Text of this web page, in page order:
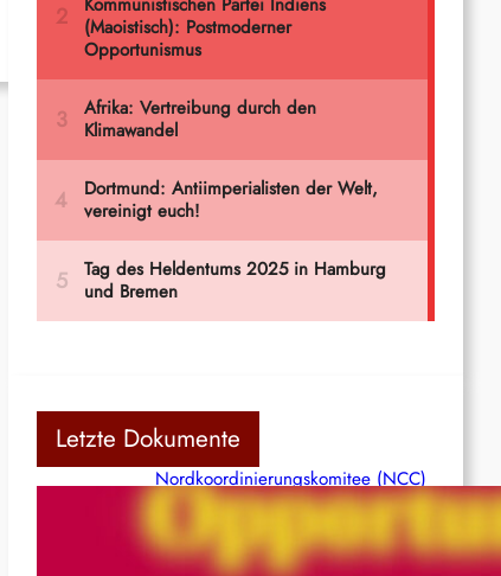
Letzte Dokumente
Nordkoordinierungskomitee (NCC)
der Kommunistischen Partei Indiens
(Maoistisch): Postmoderner
Opportunismus